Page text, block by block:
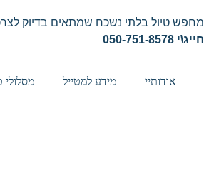
מחפש טיול בלתי נשכח שמתאים בדיוק
חייג\י 050-751-8578
אודותיי מידע למטייל מסלולי